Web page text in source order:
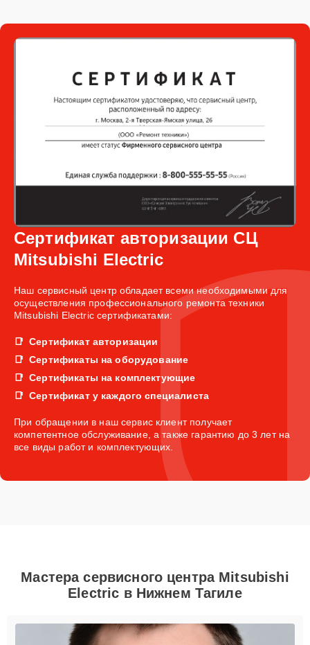
Сертификат авторизации СЦ
Mitsubishi Electric
Наш сервисный центр обладает всеми необходимыми для
осуществления профессионального ремонта техники
Mitsubishi Electric сертификатами:
Сертификат авторизации
Сертификаты на оборудование
Сертификаты на комплектующие
Сертификат у каждого специалиста
При обращении в наш сервис клиент получает
компетентное обслуживание, а также гарантию до 3 лет на
все виды работ и комплектующих.
Мастера сервисного центра Mitsubishi
Electric в Нижнем Тагиле